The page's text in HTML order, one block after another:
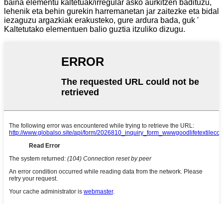
baina elementu kaltetuak/irregular asko aurkitzen badituzu,
lehenik eta behin gurekin harremanetan jar zaitezke eta bidal
iezaguzu argazkiak erakusteko, gure ardura bada, guk '
Kaltetutako elementuen balio guztia itzuliko dizugu.